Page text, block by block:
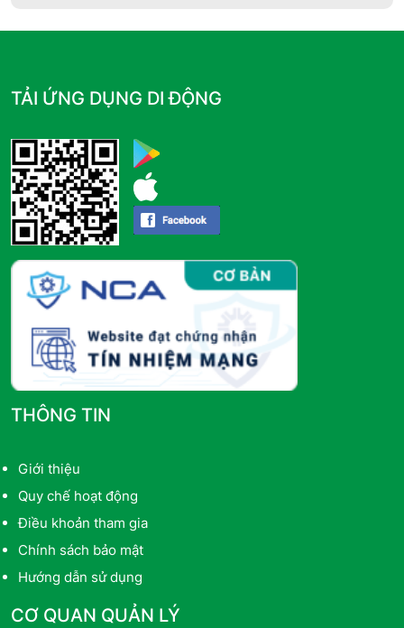
TẢI ỨNG DỤNG DI ĐỘNG
THÔNG TIN
Giới thiệu
Quy chế hoạt động
Điều khoản tham gia
Chính sách bảo mật
Hướng dẫn sử dụng
CƠ QUAN QUẢN LÝ